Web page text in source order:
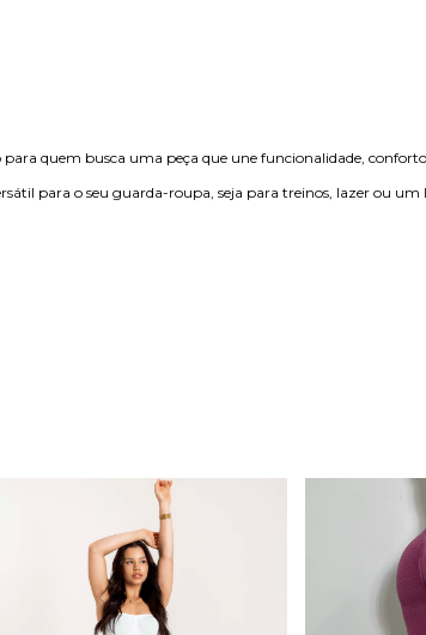
quem busca uma peça que une funcionalidade, conforto
para o seu guarda-roupa, seja para treinos, lazer ou um